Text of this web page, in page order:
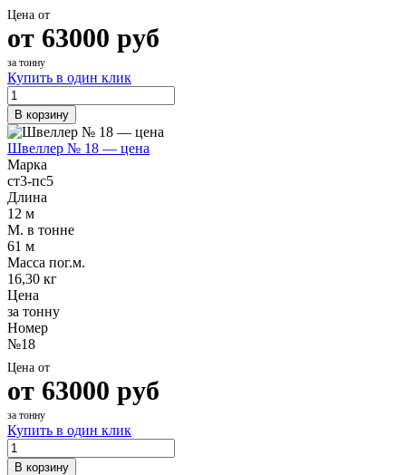
Цена от
от 63000 руб
за тонну
Купить в один клик
В корзину
Швеллер № 18 — цена
Марка
ст3-пс5
Длина
12 м
М. в тонне
61 м
Масса пог.м.
16,30 кг
Цена
за тонну
Номер
№18
Цена от
от 63000 руб
за тонну
Купить в один клик
В корзину